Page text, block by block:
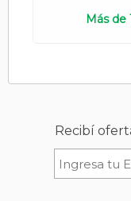
Más
Recibí